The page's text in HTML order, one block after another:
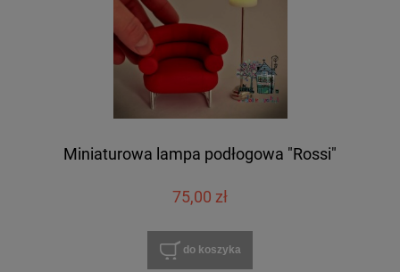
Miniaturowa lampa podłogowa "Rossi"
75,00 zł
do koszyka